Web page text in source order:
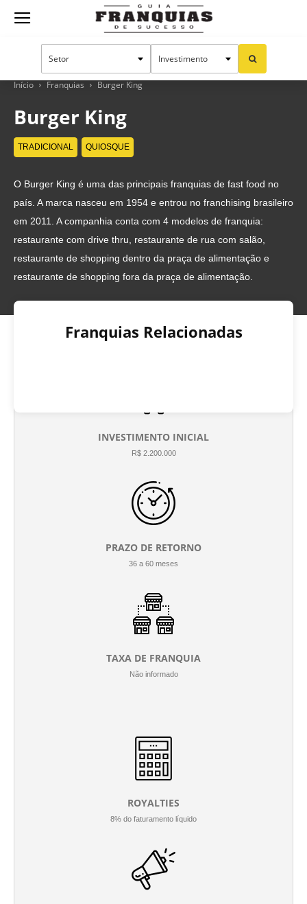
Guia
Franquias
Sucesso
Início Franquias Burger King
Burger King
TRADICIONAL QUIOSQUE
O Burger King é uma das principais franquias de fast food no
país. A marca nasceu em 1954 e entrou no franchising brasileiro
em 2011. A companhia conta com 4 modelos de franquia:
restaurante com drive thru, restaurante de rua com salão,
restaurante de shopping dentro da praça de alimentação e
restaurante de shopping fora da praça de alimentação.
Franquias Relacionadas
INVESTIMENTO INICIAL
R$ 2.200.000
PRAZO DE RETORNO
36 a 60 meses
TAXA DE FRANQUIA
Não informado
ROYALTIES
8% do faturamento líquido